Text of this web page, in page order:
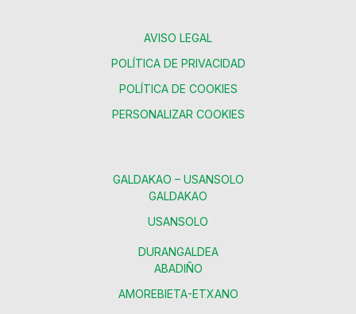
AVISO LEGAL
POLÍTICA DE PRIVACIDAD
POLÍTICA DE COOKIES
PERSONALIZAR COOKIES
GALDAKAO – USANSOLO
GALDAKAO
USANSOLO
DURANGALDEA
ABADIÑO
AMOREBIETA-ETXANO